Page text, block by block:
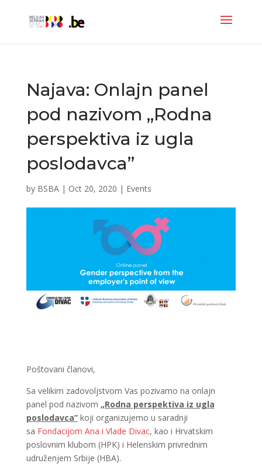
Najava: Onlajn panel
pod nazivom „Rodna
perspektiva iz ugla
poslodavca”
by BSBA| Oct 20, 2020 | Events
Poštovani članovi,
Sa velikim zadovoljstvom Vas pozivamo na onlajn
panel pod nazivom „Rodna perspektiva iz ugla
poslodavca” koji organizujemo u saradnji
sa Fondacijom Ana i Vlade Divac, kao i Hrvatskim
poslovnim klubom (HPK) i Helenskim privrednim
udruženjem Srbije (HBA).